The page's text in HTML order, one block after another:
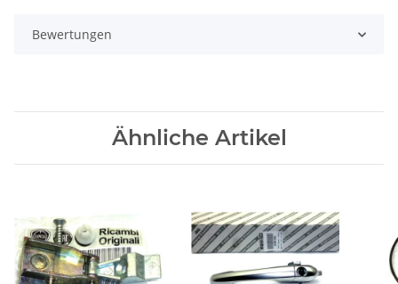
Bewertungen
Ähnliche Artikel